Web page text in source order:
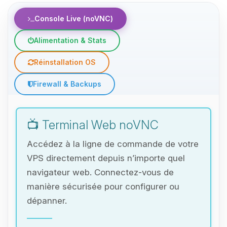
Console Live (noVNC)
Alimentation & Stats
Réinstallation OS
Firewall & Backups
📺 Terminal Web noVNC
Accédez à la ligne de commande de votre
VPS directement depuis n’importe quel
navigateur web. Connectez-vous de
manière sécurisée pour configurer ou
dépanner.